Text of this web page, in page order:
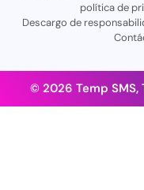
política de
Descargo de
© 2026 Temp